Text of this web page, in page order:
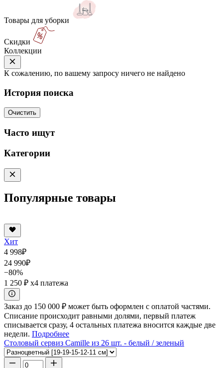
Товары для уборки
Скидки
Коллекции
К сожалению, по вашему запросу ничего не найдено
История поиска
Очистить
Часто ищут
Категории
Популярные товары
Хит
4 998₽
24 990₽
−80%
1 250 ₽ x4 платежа
Заказ до 150 000 ₽ может быть оформлен с оплатой частями.
Списание происходит равными долями, первый платеж
списывается сразу, 4 остальных платежа вносится каждые две
недели. Подробнее
Столовый сервиз Camille из 26 шт. - белый / зеленый